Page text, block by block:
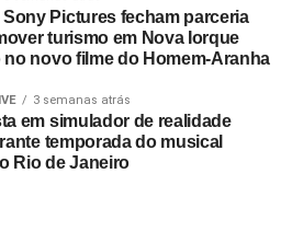
Sony Pictures fecham parceria
turismo em Nova Iorque
no novo filme do Homem-Aranha
3 semanas atrás
em simulador de realidade
temporada do musical
Rio de Janeiro